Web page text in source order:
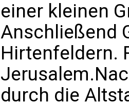
einer kleinen
Anschließend
Hirtenfeldern.
durch die